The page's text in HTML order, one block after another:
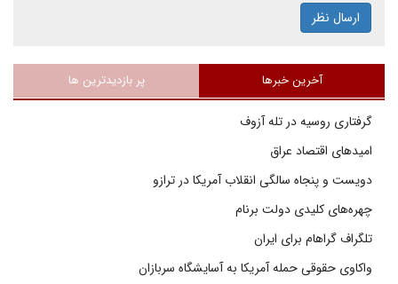
ارسال نظر
آخرین خبرها پر بازدیدترین ها
گرفتاری روسیه در تله آزوف
امیدهای اقتصاد عراق
دویست و پنجاه سالگی انقلاب آمریکا در ترازو
چهره‌های کلیدی دولت برنام
تلگراف گراهام برای ایران
واکاوی حقوقی حمله آمریکا به آسایشگاه سربازان